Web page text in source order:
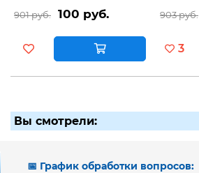
901 руб. 100 руб. 903 руб.
3
Вы смотрели:
📅 График обработки вопросов: